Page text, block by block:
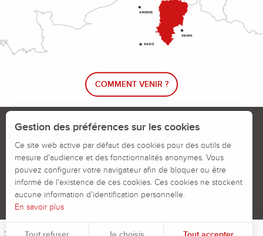
COMMENT VENIR ?
Le blog rando !
Calendrier des jours chassés
Signaler un problème sur un parcours
Politiques des Cookies Mentions légales
Gestion des préférences sur les cookies
Ce site web active par défaut des cookies pour des outils de
mesure d'audience et des fonctionnalités anonymes. Vous
pouvez configurer votre navigateur afin de bloquer ou être
informé de l'existence de ces cookies. Ces cookies ne stockent
aucune information d’identification personnelle.
En savoir plus